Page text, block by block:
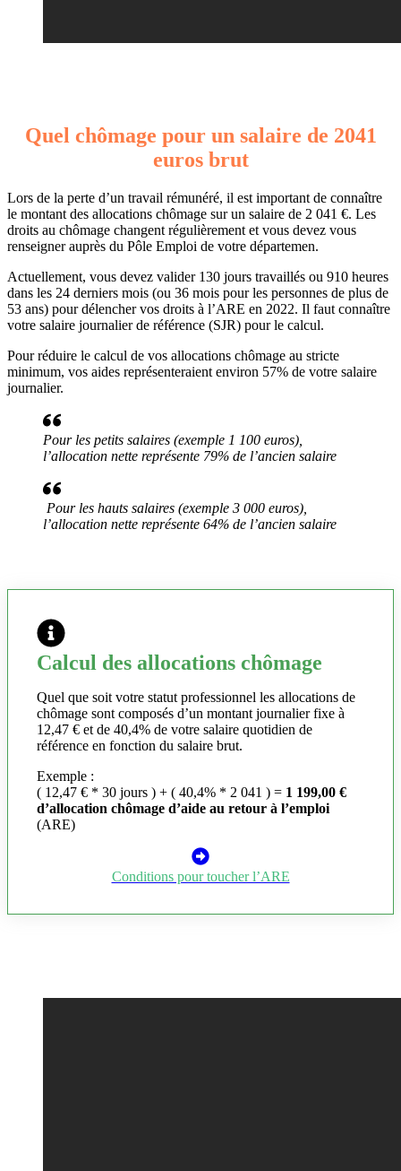
Quel chômage pour un salaire de 2041
euros brut
Lors de la perte d’un travail rémunéré, il est important de connaître
le montant des allocations chômage sur un salaire de 2 041 €. Les
droits au chômage changent régulièrement et vous devez vous
renseigner auprès du Pôle Emploi de votre départemen.
Actuellement, vous devez valider 130 jours travaillés ou 910 heures
dans les 24 derniers mois (ou 36 mois pour les personnes de plus de
53 ans) pour délencher vos droits à l’ARE en 2022. Il faut connaître
votre salaire journalier de référence (SJR) pour le calcul.
Pour réduire le calcul de vos allocations chômage au stricte
minimum, vos aides représenteraient environ 57% de votre salaire
journalier.
Pour les petits salaires (exemple 1 100 euros),
l’allocation nette représente 79% de l’ancien salaire
Pour les hauts salaires (exemple 3 000 euros),
l’allocation nette représente 64% de l’ancien salaire
Calcul des allocations chômage
Quel que soit votre statut professionnel les allocations de
chômage sont composés d’un montant journalier fixe à
12,47 € et de 40,4% de votre salaire quotidien de
référence en fonction du salaire brut.
Exemple :
( 12,47 € * 30 jours ) + ( 40,4% * 2 041 ) = 1 199,00 €
d’allocation chômage d’aide au retour à l’emploi
(ARE)
Conditions pour toucher l’ARE